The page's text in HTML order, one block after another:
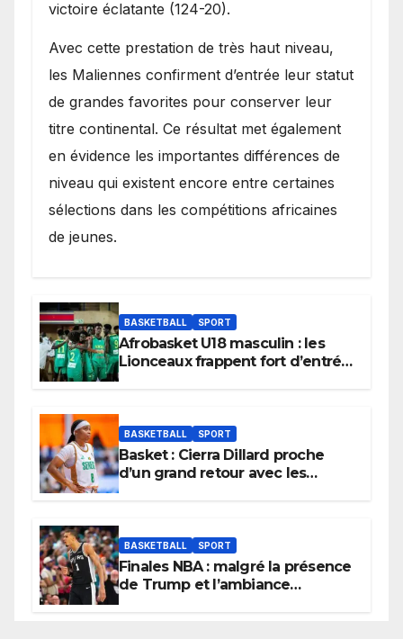
victoire éclatante (124-20).
Avec cette prestation de très haut niveau,
les Maliennes confirment d’entrée leur statut
de grandes favorites pour conserver leur
titre continental. Ce résultat met également
en évidence les importantes différences de
niveau qui existent encore entre certaines
sélections dans les compétitions africaines
de jeunes.
BASKETBALL SPORT
Afrobasket U18 masculin : les
Lionceaux frappent fort d’entrée
BASKETBALL SPORT
Basket : Cierra Dillard proche
d’un grand retour avec les
BASKETBALL SPORT
Finales NBA : malgré la présence
de Trump et l’ambiance